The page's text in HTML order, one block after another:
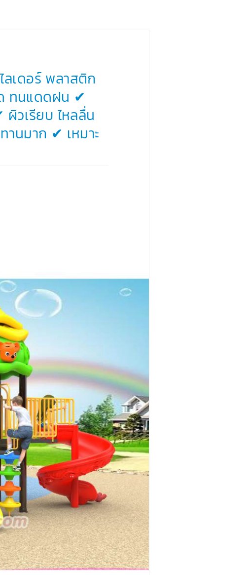
เดอร์ พลาสติก
ทนแดดฝน ✔
ผิวเรียบ ไหลลื่น
านมาก ✔ เหมาะ